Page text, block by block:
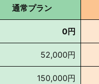
通常プラン
0円
52,000円
150,000円